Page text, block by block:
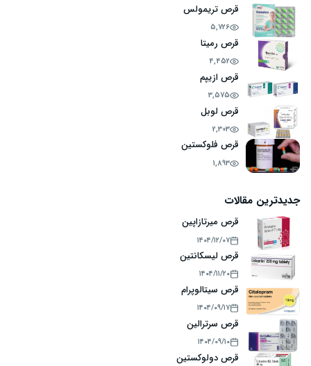
قرص تریمولس
5,726
قرص رمیتا
4,452
قرص ازیپم
3,575
قرص لوبل
2,303
قرص فلوکستین
1,893
جدیدترین مقالات
قرص میرتازاپین
۱۴۰۴/۱۲/۰۷
قرص لیسکانتین
۱۴۰۴/۱۱/۲۰
قرص سیتالوپرام
۱۴۰۴/۰۹/۱۷
قرص سرترالین
۱۴۰۴/۰۹/۱۰
قرص دولوکستین